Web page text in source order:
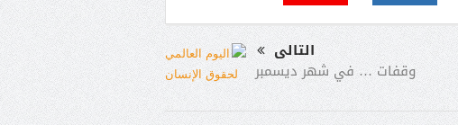
التالى
وقفات … في شهر ديسمبر